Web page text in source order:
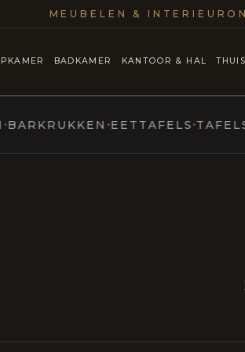
MEUBELEN &
BADKAMER KANTOOR & HAL
EETTAFELS TAFELS